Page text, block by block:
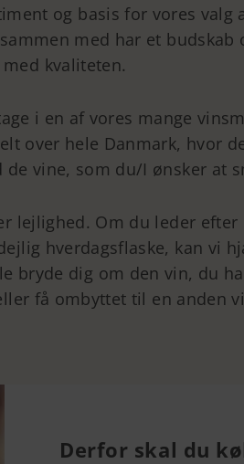
og basis for vores valg
med har et budskab
kvaliteten.
i en af vores mange
over hele Danmark, hvor
vine, som du/I ønsker at
lejlighed. Om du leder efter
hverdagsflaske, kan vi
bryde dig om den vin, du
få ombyttet til en anden
Derfor skal du